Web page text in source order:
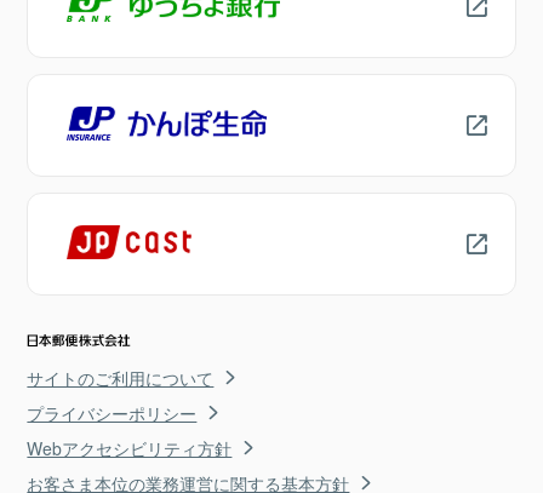
サイトのご利用について
プライバシーポリシー
Webアクセシビリティ方針
お客さま本位の業務運営に関する基本方針